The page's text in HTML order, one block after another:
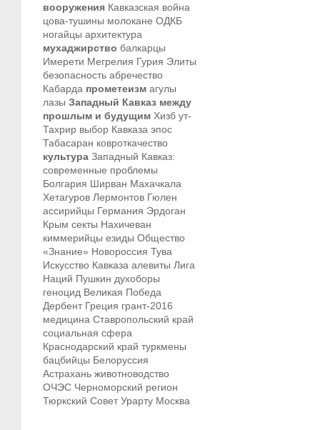
вооружения Кавказская война
цова-тушины молокане ОДКБ
ногайцы архитектура
мухаджирство балкарцы
Имерети Мегрелия Гурия Элиты
безопасность абречество
Кабарда прометеизм агулы
лазы Западный Кавказ между
прошлым и будущим Хизб ут-
Тахрир выбор Кавказа эпос
Табасаран ковроткачество
культура Западный Кавказ:
современные проблемы
Болгария Ширван Махачкала
Хетагуров Лермонтов Гюлен
ассирийцы Германия Эрдоган
Крым секты Нахичеван
киммерийцы езиды Общество
«Знание» Новороссия Тува
Искусство Кавказа алевиты Лига
Наций Пушкин духоборы
геноцид Великая Победа
Дербент Греция грант-2016
медицина Ставропольский край
социальная сфера
Краснодарский край туркмены
бацбийцы Белоруссия
Астрахань животноводство
ОЧЭС Черноморский регион
Тюркский Совет Урарту Москва